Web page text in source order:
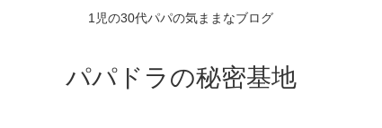
1児の30代パパの気ままなブログ
パパドラの秘密基地